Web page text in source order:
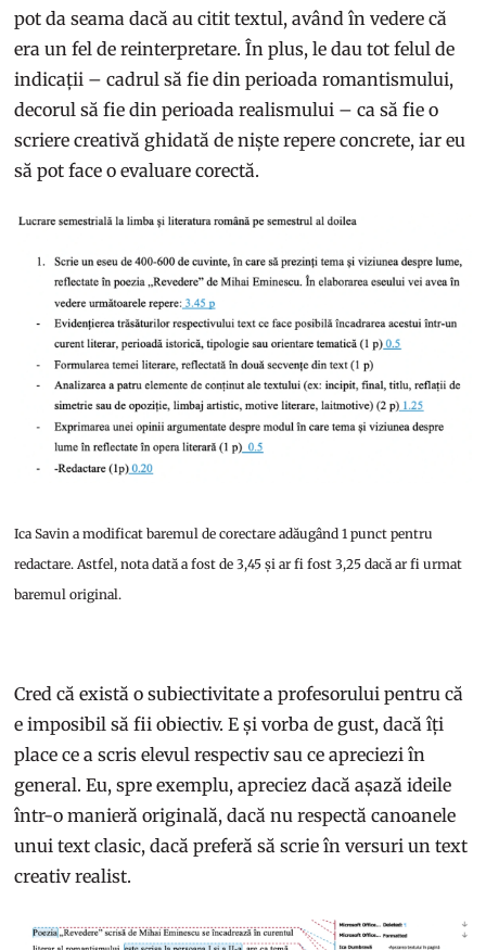
pot da seama dacă au citit textul, având în vedere că
era un fel de reinterpretare. În plus, le dau tot felul de
indicații – cadrul să fie din perioada romantismului,
decorul să fie din perioada realismului – ca să fie o
scriere creativă ghidată de niște repere concrete, iar eu
să pot face o evaluare corectă.
Ica Savin a modificat baremul de corectare adăugând 1 punct pentru
redactare. Astfel, nota dată a fost de 3,45 și ar fi fost 3,25 dacă ar fi urmat
baremul original.
Cred că există o subiectivitate a profesorului pentru că
e imposibil să fii obiectiv. E și vorba de gust, dacă îți
place ce a scris elevul respectiv sau ce apreciezi în
general. Eu, spre exemplu, apreciez dacă așază ideile
într-o manieră originală, dacă nu respectă canoanele
unui text clasic, dacă preferă să scrie în versuri un text
creativ realist.